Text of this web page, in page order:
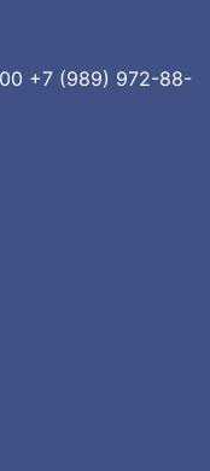
+7 (989) 972-88-